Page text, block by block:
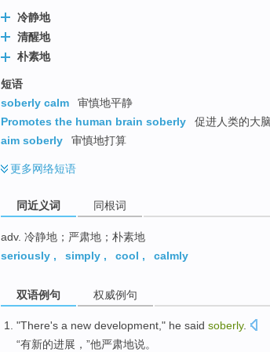
冷静地
清醒地
朴素地
短语
soberly calm
审慎地平静
Promotes the human brain soberly
促进人类的大
aim soberly
审慎地打算
更多网络短语
同近义词 同根词
adv. 冷静地；严肃地；朴素地
seriously , simply , cool , calmly
双语例句 权威例句
"There's a new development," he said soberly.
“有新的进展 ，”他严肃地说。